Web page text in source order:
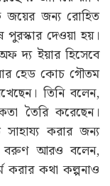
জয়ের জন্য রোহিত
দেওয়া হয়।
দ্য ইয়ার হিসেবে
হেড কোচ গৌতম
তিনি বলেন,
তৈরি করেছেন।
করার জন্য
বরুণ আরও বলেন,
করার কথা কল্পনাও